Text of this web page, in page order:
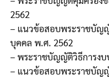
2562
– แนวข้อสอบพระราชบัญ
บุคคล พ.ศ. 2562
– พระราชบัญญัติวิธีการง
– แนวข้อสอบพระราชบัญ